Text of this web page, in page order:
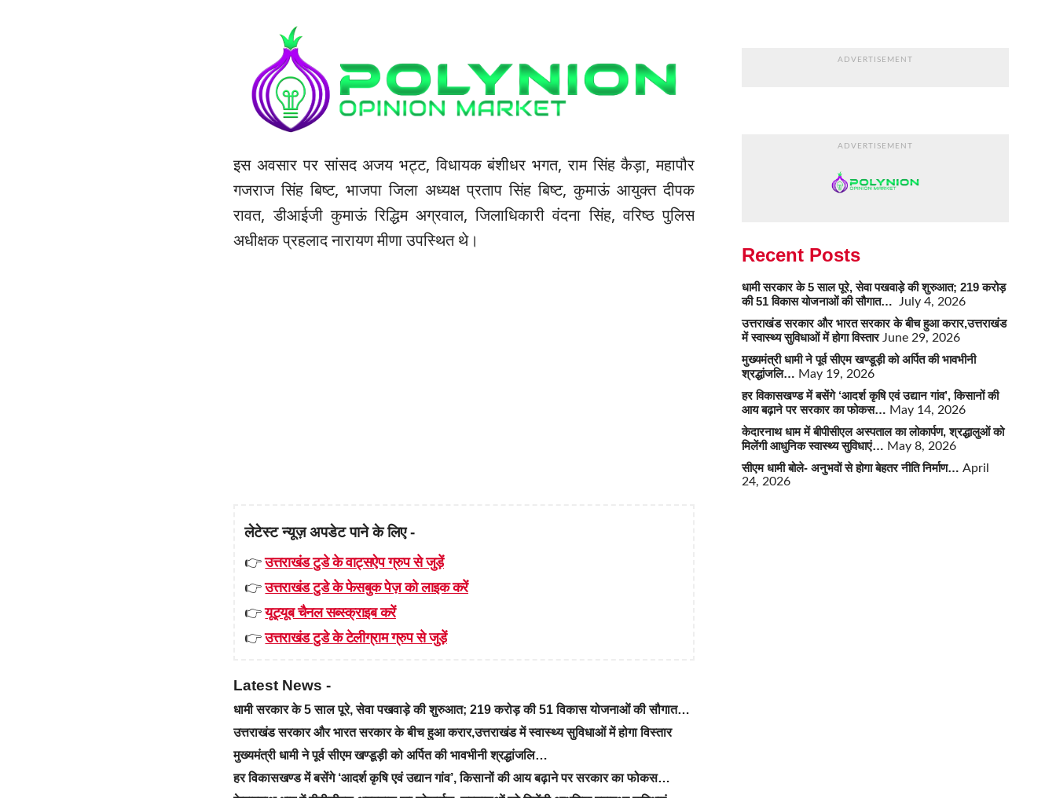
इस अवसार पर सांसद अजय भट्ट, विधायक बंशीधर भगत, राम सिंह कैड़ा, महापौर
गजराज सिंह बिष्ट, भाजपा जिला अध्यक्ष प्रताप सिंह बिष्ट, कुमाऊं आयुक्त दीपक
रावत, डीआईजी कुमाऊं रिद्धिम अग्रवाल, जिलाधिकारी वंदना सिंह, वरिष्ठ पुलिस
अधीक्षक प्रहलाद नारायण मीणा उपस्थित थे।
लेटेस्ट न्यूज़ अपडेट पाने के लिए -
👉उत्तराखंड टुडे के वाट्सऐप ग्रुप से जुड़ें
👉उत्तराखंड टुडे के फेसबुक पेज़ को लाइक करें
👉यूट्यूब चैनल सब्स्क्राइब करें
👉उत्तराखंड टुडे के टेलीग्राम ग्रुप से जुड़ें
Latest News -
धामी सरकार के 5 साल पूरे, सेवा पखवाड़े की शुरुआत; 219 करोड़ की 51 विकास योजनाओं की सौगात…
उत्तराखंड सरकार और भारत सरकार के बीच हुआ करार,उत्तराखंड में स्वास्थ्य सुविधाओं में होगा विस्तार
मुख्यमंत्री धामी ने पूर्व सीएम खण्डूड़ी को अर्पित की भावभीनी श्रद्धांजलि…
हर विकासखण्ड में बसेंगे ‘आदर्श कृषि एवं उद्यान गांव’, किसानों की आय बढ़ाने पर सरकार का फोकस…
ADVERTISEMENT
ADVERTISEMENT
Recent Posts
धामी सरकार के 5 साल पूरे, सेवा पखवाड़े की शुरुआत; 219 करोड़
की 51 विकास योजनाओं की सौगात… July 4, 2026
उत्तराखंड सरकार और भारत सरकार के बीच हुआ करार,उत्तराखंड
में स्वास्थ्य सुविधाओं में होगा विस्तार June 29, 2026
मुख्यमंत्री धामी ने पूर्व सीएम खण्डूड़ी को अर्पित की भावभीनी
श्रद्धांजलि… May 19, 2026
हर विकासखण्ड में बसेंगे ‘आदर्श कृषि एवं उद्यान गांव’, किसानों की
आय बढ़ाने पर सरकार का फोकस… May 14, 2026
केदारनाथ धाम में बीपीसीएल अस्पताल का लोकार्पण, श्रद्धालुओं को
मिलेंगी आधुनिक स्वास्थ्य सुविधाएं… May 8, 2026
सीएम धामी बोले- अनुभवों से होगा बेहतर नीति निर्माण… April
24, 2026